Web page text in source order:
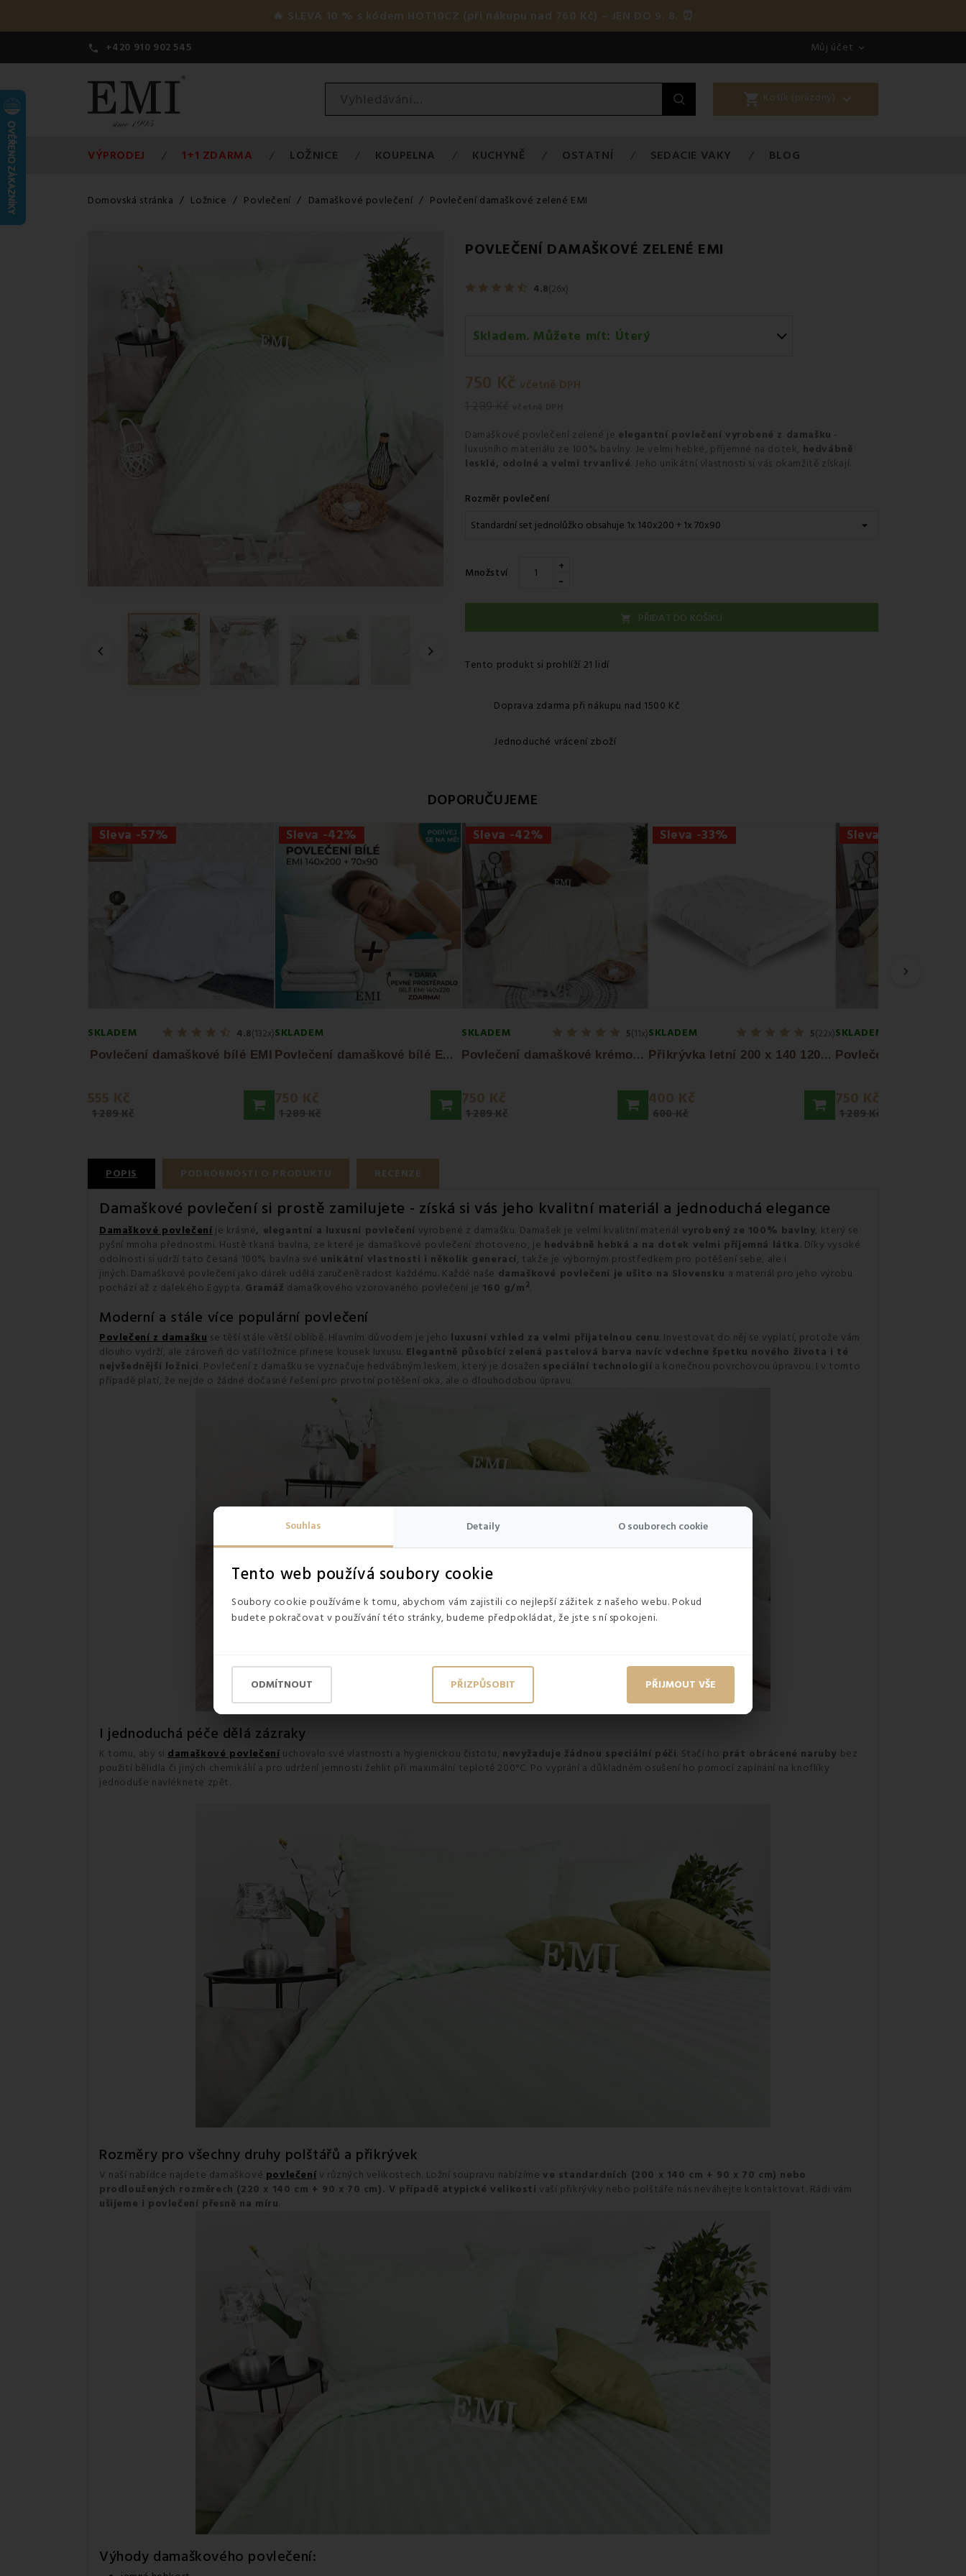
Souhlas Detaily O souborech cookie
Tento web používá soubory cookie
Soubory cookie používáme k tomu, abychom vám zajistili co nejlepší zážitek z našeho webu. Pokud
budete pokračovat v používání této stránky, budeme předpokládat, že jste s ní spokojeni.
ODMÍTNOUT PŘIZPŮSOBIT PŘIJMOUT VŠE
🔥 SLEVA 10 % s kódem HOT10CZ (při nákupu nad 760 Kč) – JEN DO 9. 8. ⏰
 +420 910 902 545 Můj účet 
shopping_cart Košík (prázdný) 
VÝPRODEJ 1+1 ZDARMA LOŽNICE KOUPELNA KUCHYNĚ OSTATNÍ SEDACIE VAKY BLOG
Domovská stránka Ložnice Povlečení Damaškové povlečení Povlečení damaškové zelené EMI
 
POVLEČENÍ DAMAŠKOVÉ ZELENÉ EMI
4.8(26x)
Skladem. Můžete mít: Úterý
Středa 12.08-Kurýr GLS
750 Kč včetně DPH
Damaškové povlečení zelené je elegantní povlečení vyrobené z damašku -
luxusního materiálu ze 100% bavlny. Je velmi hebké, příjemné na dotek, hedvábně
lesklé, odolné a velmi trvanlivé . Jeho unikátní vlastnosti si vás okamžitě získají.
Rozměr povlečení
Množství +
-
 PŘIDAT DO KOŠÍKU
Tento produkt si prohlíží 21 lidí
Doprava zdarma při nákupu nad 1500 Kč
Jednoduché vrácení zboží
DOPORUČUJEME
Sleva -57%
SKLADEM 4.8(132x)
Povlečení damaškové bílé EMI
555 Kč
1 289 Kč
Sleva -42%
SKLADEM
P
ovlečení damaškové bílé EMI + Prostěradlo...
750 Kč
1 289 Kč
Sleva -42%
SKLADEM 5(11x)
P
ovlečení damaškové krémové EMI
750 Kč
1 289 Kč
Sleva -33%
SKLADEM 5(22x)
P
řikrývka letní 200 x 140 1200g EMI
400 Kč
600 Kč
Sleva -42%
SKLADEM
750 Kč
1 289 Kč
›
POPIS PODROBNOSTI O PRODUKTU RECENZE
Damaškové povlečení si prostě zamilujete - získá si vás jeho kvalitní materiál a jednoduchá elegance
Damaškové povlečeníje krásné, elegantní a luxusní povlečení vyrobené z damašku. Damašek je velmi kvalitní materiál vyrobený ze 100% bavlny, který se
pyšní mnoha přednostmi. Hustě tkaná bavlna, ze které je damaškové povlečení zhotoveno, je hedvábně hebká a na dotek velmi příjemná látka. Díky vysoké
odolnosti si udrží tato česaná 100% bavlna své unikátní vlastnosti i několik generací, takže je výborným prostředkem pro potěšení sebe, ale i
jiných. Damaškové povlečení jako dárek udělá zaručeně radost každému. Každé naše damaškové povlečení je ušito na Slovensku a materiál pro jeho výrobu
pochází až z dalekého Egypta. Gramáž damaškového vzorovaného povlečení je 160 g/m 2.
Moderní a stále více populární povlečení
Povlečení z damaškuse těší stále větší oblibě. Hlavním důvodem je jeho luxusní vzhled za velmi přijatelnou cenu. Investovat do něj se vyplatí, protože vám
dlouho vydrží, ale zároveň do vaší ložnice přinese kousek luxusu. Elegantně působící zelená pastelová barva navíc vdechne špetku nového života i té
nejvšednější ložnici. Povlečení z damašku se vyznačuje hedvábným leskem, který je dosažen speciální technologií a konečnou povrchovou úpravou. I v tomto
případě platí, že nejde o žádné dočasné řešení pro prvotní potěšení oka, ale o dlouhodobou úpravu.
I jednoduchá péče dělá zázraky
K tomu, aby si damaškové povlečeníuchovalo své vlastnosti a hygienickou čistotu, nevyžaduje žádnou speciální péči. Stačí ho prát obrácené naruby bez
použití bělidla či jiných chemikálií a pro udržení jemnosti žehlit při maximální teplotě 200°C. Po vyprání a důkladném osušení ho pomocí zapínání na knoflíky
jednoduše navléknete zpět.
Rozměry pro všechny druhy polštářů a přikrývek
V naší nabídce najdete damaškové povlečení v různých velikostech. Ložní soupravu nabízíme ve standardních (200 x 140 cm + 90 x 70 cm) nebo
prodloužených rozměrech (220 x 140 cm + 90 x 70 cm). V případě atypické velikosti vaší přikrývky nebo polštáře nás neváhejte kontaktovat. Rádi vám
ušijeme i povlečení přesně na míru.
Výhody damaškového povlečení: